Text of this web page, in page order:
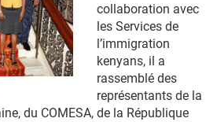
collaboration avec
les Services de
l’immigration
kenyans, il a
rassemblé des
représentants de la
du COMESA, de la République